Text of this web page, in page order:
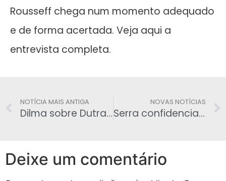
Rousseff chega num momento adequado
e de forma acertada. Veja aqui a
entrevista completa.
NOTÍCIA MAIS ANTIGA
Dilma sobre Dutra: Dignidade e seriedade , jamais serão esquecidas
NOVAS NOTÍCIAS
Serra confidencia a amigos que impeachment de Dilma é dado como certo no Congresso
Deixe um comentário